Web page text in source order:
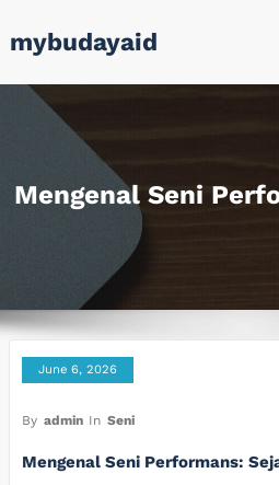
to
content
mybudayaid
Mengenal Seni
June 6, 2026
By admin In Seni
Mengenal Seni Performans: